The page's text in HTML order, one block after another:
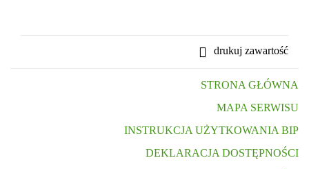
drukuj zawartość
STRONA GŁÓWNA
MAPA SERWISU
INSTRUKCJA UŻYTKOWANIA BIP
DEKLARACJA DOSTĘPNOŚCI